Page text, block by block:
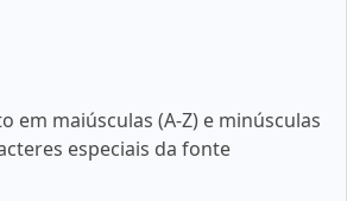
em maiúsculas (A-Z) e minúsculas
especiais da fonte